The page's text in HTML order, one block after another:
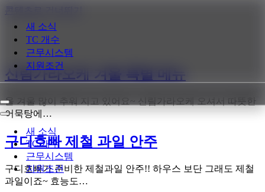
새 소식
TC 개수
근무시스템
지원조건
내
비
이
션
뉴
내
게
이
메
뉴
새 소식
TC 개수
근무시스템
지원조건
신림가라오케 겨울 특별 메뉴
올 겨울 많이 추워 지고 있어요~ 신림가라오케 오셔서 따뜻한
어묵탕에…
구디호빠 제철 과일 안주
구디호빠가 준비한 제철과일 안주!! 하우스 보단 그래도 제철
과일이죠~ 효능도…